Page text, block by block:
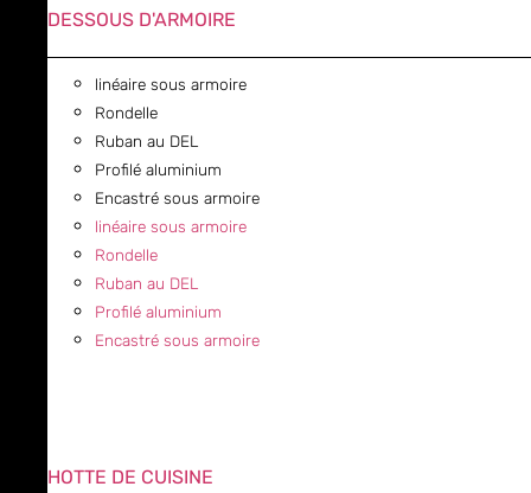
DESSOUS D'ARMOIRE
linéaire sous armoire
Rondelle
Ruban au DEL
Profilé aluminium
Encastré sous armoire
linéaire sous armoire
Rondelle
Ruban au DEL
Profilé aluminium
Encastré sous armoire
HOTTE DE CUISINE